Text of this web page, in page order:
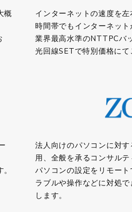
概
インターネットの速度を
時間帯でもインターネット
業界最高水準のNTTPCバ
光回線SETで特別価格にて
法人向けのパソコンに対
用、全般を承るコンサルテ
パソコンの設定をリモー
ラブルや操作などに対処
します。